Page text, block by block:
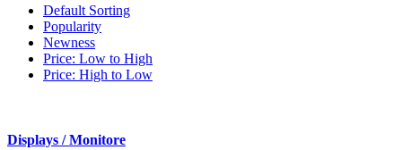
Default Sorting
Popularity
Newness
Price: Low to High
Price: High to Low
Displays / Monitore